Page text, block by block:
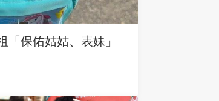
「保佑姑姑、表妹」